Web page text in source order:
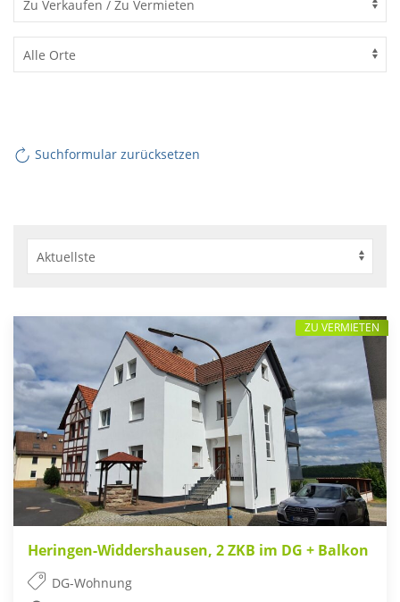
Suchformular zurücksetzen
Heringen-Widdershausen, 2 ZKB im DG + Balkon
DG-Wohnung
ZU VERMIETEN